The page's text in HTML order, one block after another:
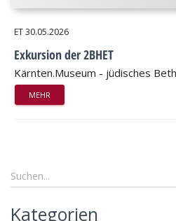
ET30.05.2026
Exkursion der 2BHET
Kärnten.Museum - jüdisches
MEHR
Kategorien